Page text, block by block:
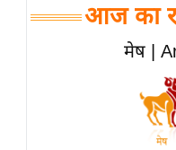
धर्म
ज्योतिष
आज का
मेष |